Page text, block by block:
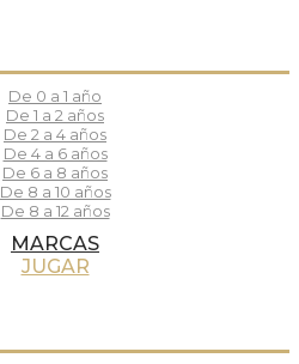
De 0 a 1 año
De 1 a 2 años
De 2 a 4 años
De 4 a 6 años
De 6 a 8 años
De 8 a 10 años
De 8 a 12 años
MARCAS
JUGAR